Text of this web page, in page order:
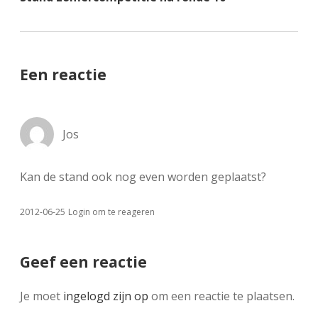
Een reactie
Jos
Kan de stand ook nog even worden geplaatst?
2012-06-25 Login om te reageren
Geef een reactie
Je moet ingelogd zijn op om een reactie te plaatsen.